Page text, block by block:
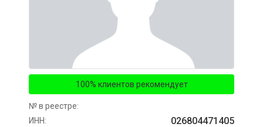
100% клиентов рекомендует
№ в реестре:
ИНН:
026804471405